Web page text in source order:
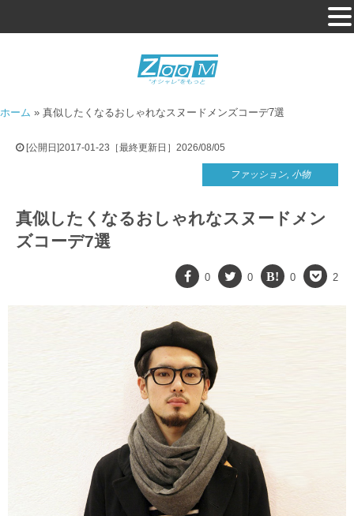
ホーム » 真似したくなるおしゃれなスヌードメンズコーデ7選
[公開日]2017-01-23［最終更新日］2026/08/05
ファッション, 小物
真似したくなるおしゃれなスヌードメン
ズコーデ7選
0 0 0 2